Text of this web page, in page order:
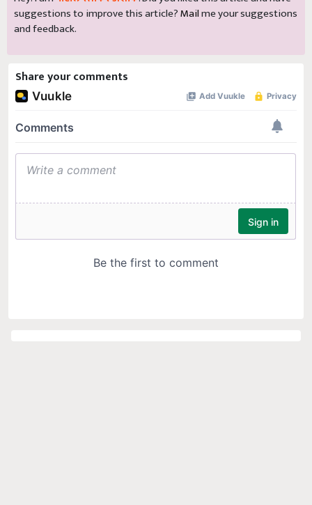
suggestions to improve this article?Mailme your suggestions
and feedback.
Share your comments